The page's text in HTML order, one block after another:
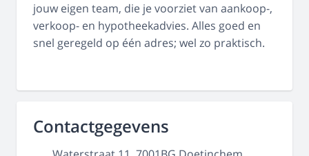
jouw eigen team, die je voorziet van aankoop-,
verkoop- en hypotheekadvies. Alles goed en
snel geregeld op één adres; wel zo praktisch.
Contactgegevens